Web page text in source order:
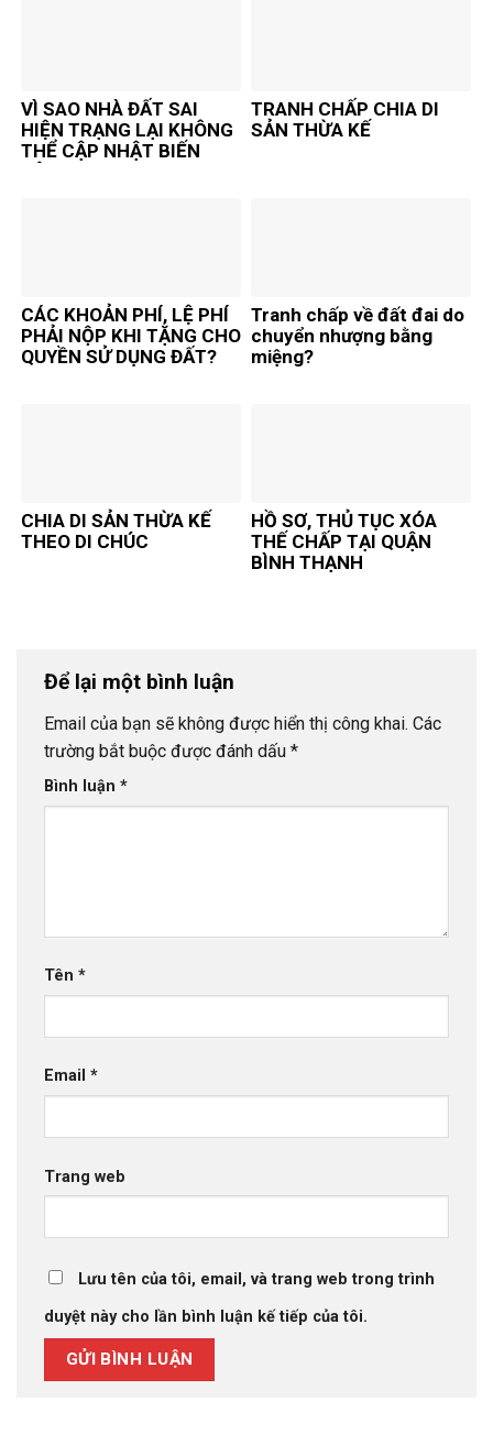
VÌ SAO NHÀ ĐẤT SAI
HIỆN TRẠNG LẠI KHÔNG
THỂ CẬP NHẬT BIẾN
TRANH CHẤP CHIA DI
SẢN THỪA KẾ
CÁC KHOẢN PHÍ, LỆ PHÍ
PHẢI NỘP KHI TẶNG CHO
QUYỀN SỬ DỤNG ĐẤT?
Tranh chấp về đất đai do
chuyển nhượng bằng
miệng?
CHIA DI SẢN THỪA KẾ
THEO DI CHÚC
HỒ SƠ, THỦ TỤC XÓA
THẾ CHẤP TẠI QUẬN
BÌNH THẠNH
Để lại một bình luận
Email của bạn sẽ không được hiển thị công khai. Các
trường bắt buộc được đánh dấu *
Bình luận *
Tên *
Email *
Trang web
Lưu tên của tôi, email, và trang web trong trình
duyệt này cho lần bình luận kế tiếp của tôi.